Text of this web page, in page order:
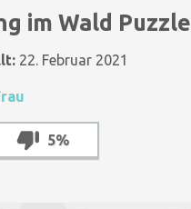
im Wald Puzzle
22. Februar 2021
5%